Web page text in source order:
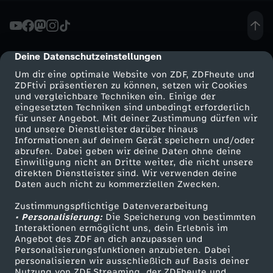
cmp-dialog-description
Deine Datenschutzeinstellungen
Um dir eine optimale Website von ZDF, ZDFheute und
ZDFtivi präsentieren zu können, setzen wir Cookies
und vergleichbare Techniken ein. Einige der
eingesetzten Techniken sind unbedingt erforderlich
für unser Angebot. Mit deiner Zustimmung dürfen wir
und unsere Dienstleister darüber hinaus
Informationen auf deinem Gerät speichern und/oder
abrufen. Dabei geben wir deine Daten ohne deine
Einwilligung nicht an Dritte weiter, die nicht unsere
direkten Dienstleister sind. Wir verwenden deine
Daten auch nicht zu kommerziellen Zwecken.
Zustimmungspflichtige Datenverarbeitung
• Personalisierung:Die Speicherung von bestimmten
Interaktionen ermöglicht uns, dein Erlebnis im
Angebot des ZDF an dich anzupassen und
Personalisierungsfunktionen anzubieten. Dabei
personalisieren wir ausschließlich auf Basis deiner
i
ñ
e
r
a
–
V
i
b
Mehr ZDF
ZDF-Apps
Smart TV
ZDFtext
Livestreams
Sendungen A-Z
TV-Programm
Service
ZDFmitreden
Kontakt zum ZDF
Tickets
Zuschauerservice
Hilfe